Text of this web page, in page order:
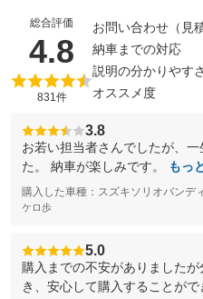
総合評価
4.8 （5点満
831件
お問い合わせ（見
納車までの対応
説明の分かりやすさ
オススメ度
3.8
お若い担当者さんでしたが、
た。 納車が楽しみです。
もっ
購入した車種：スズキソリオバンデ
ケロ歩
5.0
購入までの不安がありました
き、安心して購入することがで